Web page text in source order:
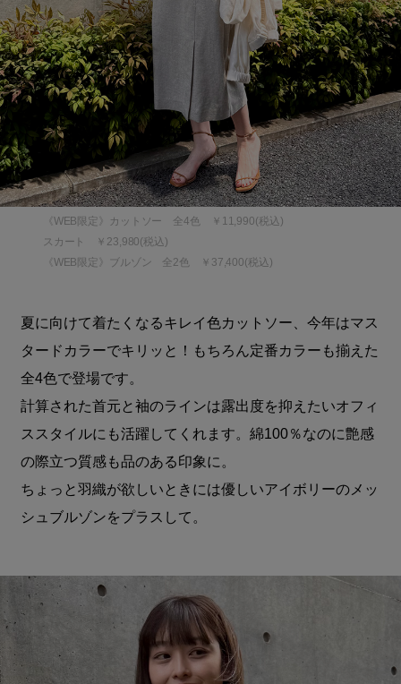
《WEB限定》カットソー 全4色 ￥11,990(税込)
スカート ￥23,980(税込)
《WEB限定》ブルゾン 全2色 ￥37,400(税込)
夏に向けて着たくなるキレイ色カットソー、今年はマス
タードカラーでキリッと！もちろん定番カラーも揃えた
全4色で登場です。
計算された首元と袖のラインは露出度を抑えたいオフィ
ススタイルにも活躍してくれます。綿100％なのに艶感
の際立つ質感も品のある印象に。
ちょっと羽織が欲しいときには優しいアイボリーのメッ
シュブルゾンをプラスして。